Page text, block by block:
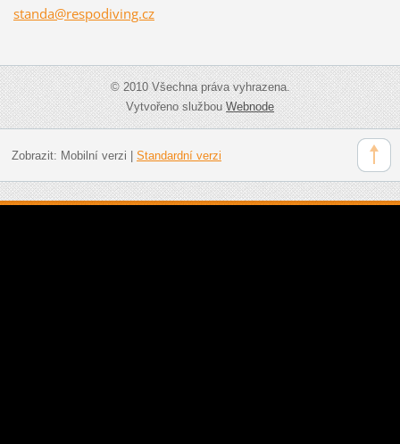
standa@respodiving.cz
© 2010 Všechna práva vyhrazena.
Vytvořeno službouWebnode
Zobrazit: Mobilní verzi Standardní verzi